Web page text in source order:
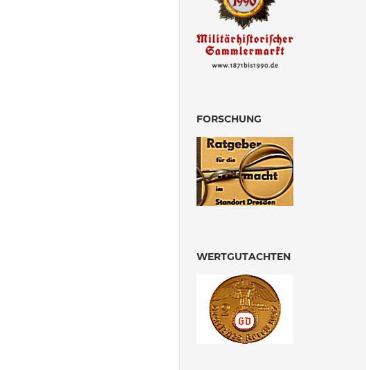
FORSCHUNG
WERTGUTACHTEN